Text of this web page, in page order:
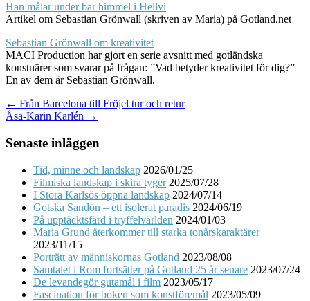
Han målar under bar himmel i Hellvi
Artikel om Sebastian Grönwall (skriven av Maria) på Gotland.net
Sebastian Grönwall om kreativitet
MACI Production har gjort en serie avsnitt med gotländska
konstnärer som svarar på frågan: ”Vad betyder kreativitet för dig?”
En av dem är Sebastian Grönwall.
Post
navigation
← Från Barcelona till Fröjel tur och retur
Åsa-Karin Karlén →
Senaste inläggen
Tid, minne och landskap 2026/01/25
Filmiska landskap i skira tyger 2025/07/28
I Stora Karlsös öppna landskap 2024/07/14
Gotska Sandön – ett isolerat paradis 2024/06/19
På upptäcktsfärd i tryffelvärlden 2024/01/03
Maria Grund återkommer till starka tonårskaraktärer
2023/11/15
Porträtt av människornas Gotland 2023/08/08
Samtalet i Rom fortsätter på Gotland 25 år senare 2023/07/24
De levandegör gutamål i film 2023/05/17
Fascination för boken som konstföremål 2023/05/09